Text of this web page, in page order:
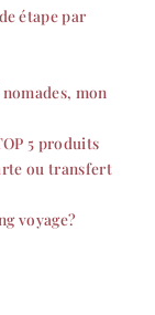
étape par
mon
5 produits
ou transfert
voyage?